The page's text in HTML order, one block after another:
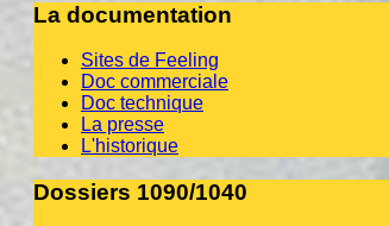
La documentation
Sites de Feeling
Doc commerciale
Doc technique
La presse
L'historique
Dossiers 1090/1040